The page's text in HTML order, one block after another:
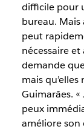
difficile pour
bureau. Mais
peut
nécessaire
demande
mais
Guimarães. «
peux
améliore son